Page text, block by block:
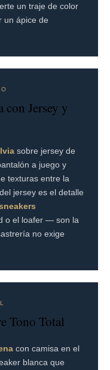
un traje de color
un ápice de
Jersey y
sobre jersey de
a juego y
texturas entre la
jersey es el detalle
o el loafer — son la
no exige
Tono Total
con camisa en el
blanca que